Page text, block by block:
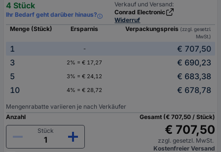
4 Stück
Ihr Bedarf geht darüber hinaus?
Verkauf und Versand:
Conrad Electronic
Widerruf
Menge (Stück)
Ersparnis Verpackungspreis (zzgl. gesetzl.
MwSt.)
1 -
€ 707,50
3
2% = € 17,27
€ 690,23
5
3% = € 24,12
€ 683,38
10
4% = € 28,72 € 678,78
Mengenrabatte variieren je nach Verkäufer
Anzahl
Stück
Gesamt (€ 707,50 / Stück)
€ 707,50
zzgl. gesetzl. MwSt.
Kostenfreier Versand